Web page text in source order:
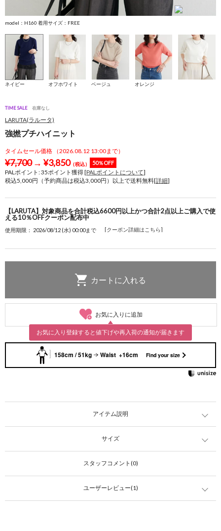
model：H160 着用サイズ：FREE
ネイビー オフホワイト ベージュ オレンジ
TIME SALE 在庫なし
LARUTA(ラルータ)
強撚プチハイニット
タイムセール価格 （2026.08.12 13:00まで）
¥7,700→ ¥3,850（税込） 50％OFF
PALポイント:35ポイント獲得 [PALポイントについて]
税込5,000円（予約商品は税込3,000円）以上で送料無料[詳細]
【LARUTA】対象商品を合計税込6600円以上かつ合計2点以上ご購入で使
える10％OFFクーポン配布中
使用期限： 2026/08/12 (水) 00:00まで [クーポン詳細はこちら]
お気に入りに追加
お気に入り登録すると値下げや再入荷の通知が届きます
158cm / 51kg Waist +16cm Find your size
アイテム説明
サイズ
スタッフコメント(0)
ユーザーレビュー(1)